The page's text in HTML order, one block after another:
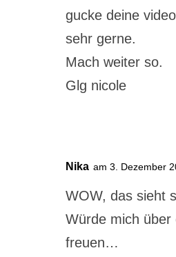
gucke deine
sehr gerne.
Mach weiter so.
Glg nicole
Nika am 3. Dezember
WOW, das sieht
Würde mich über
freuen…